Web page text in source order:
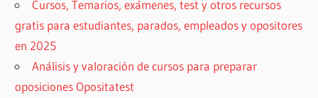
Cursos, Temarios, exámenes, test y otros recursos
gratis para estudiantes, parados, empleados y opositores
en 2025
Análisis y valoración de cursos para preparar
oposiciones Opositatest